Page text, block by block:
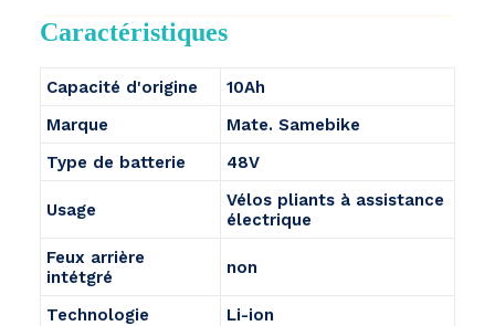
Caractéristiques
Capacité d'origine
10Ah
Marque
Mate. Samebike
Type de batterie
48V
Usage
Vélos pliants à assistance
électrique
Feux arrière
intétgré
non
Technologie
Li-ion